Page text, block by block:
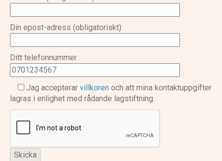
Din epost-adress (obligatoriskt)
Ditt telefonnummer
Jag accepterar villkoren och att mina kontaktuppgifter
lagras i enlighet med rådande lagstiftning.